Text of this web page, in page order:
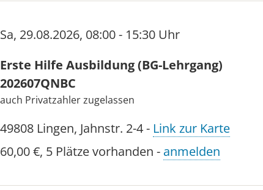
Sa, 29.08.2026, 08:00 - 15:30 Uhr
Erste Hilfe Ausbildung (BG-Lehrgang)
202607QNBC
auch Privatzahler zugelassen
49808 Lingen, Jahnstr. 2-4- Link zur Karte
60,00 €, 5 Plätze vorhanden - anmelden